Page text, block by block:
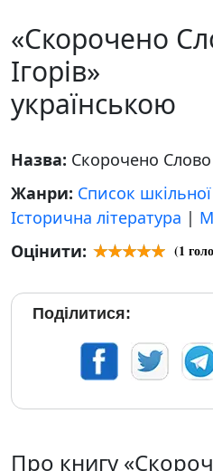
«Скорочено
Ігорів»
українською
Назва: Скорочено Слово
Жанри: Список
Історична література |
Оцінити:
(1
Поділитися:
Про книгу